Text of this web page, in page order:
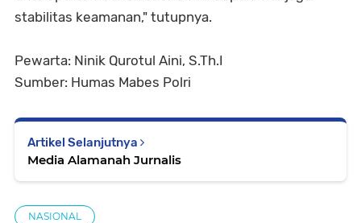
stabilitas keamanan," tutupnya.
Pewarta: Ninik Qurotul Aini, S.Th.I
Sumber: Humas Mabes Polri
Artikel Selanjutnya
Media Alamanah Jurnalis
NASIONAL